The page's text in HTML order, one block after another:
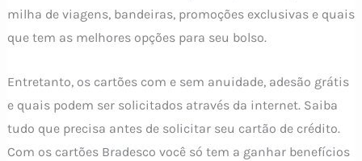
milha de viagens, bandeiras, promoções exclusivas e quais
que tem as melhores opções para seu bolso.
Entretanto, os cartões com e sem anuidade, adesão grátis
e quais podem ser solicitados através da internet. Saiba
tudo que precisa antes de solicitar seu cartão de crédito.
Com os cartões Bradesco você só tem a ganhar benefícios